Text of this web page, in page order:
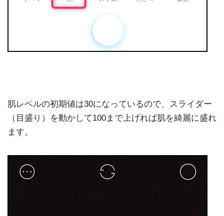
肌レベルの初期値は30になっているので、スライダー
（目盛り）を動かして100まで上げれば肌を綺麗に盛れ
ます。